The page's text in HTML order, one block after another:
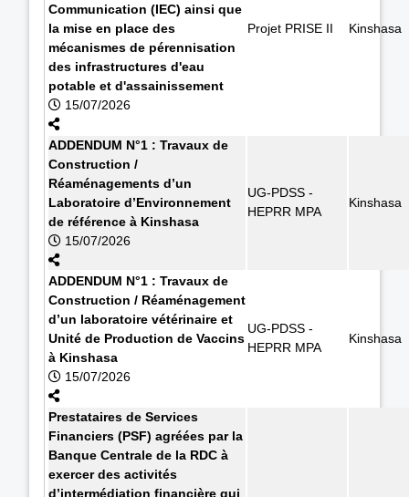
Communication (IEC) ainsi que
la mise en place des
mécanismes de pérennisation
des infrastructures d'eau
potable et d'assainissement
15/07/2026
Projet PRISE II Kinshasa
ADDENDUM N°1 : Travaux de
Construction /
Réaménagements d’un
Laboratoire d’Environnement
de référence à Kinshasa
15/07/2026
UG-PDSS -
HEPRR MPA
Kinshasa
ADDENDUM N°1 : Travaux de
Construction / Réaménagement
d’un laboratoire vétérinaire et
Unité de Production de Vaccins
à Kinshasa
15/07/2026
UG-PDSS -
HEPRR MPA
Kinshasa
Prestataires de Services
Financiers (PSF) agréées par la
Banque Centrale de la RDC à
exercer des activités
d’intermédiation financière qui